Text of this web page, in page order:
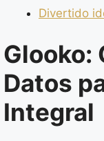
Divertido
Glooko:
Datos
Integral